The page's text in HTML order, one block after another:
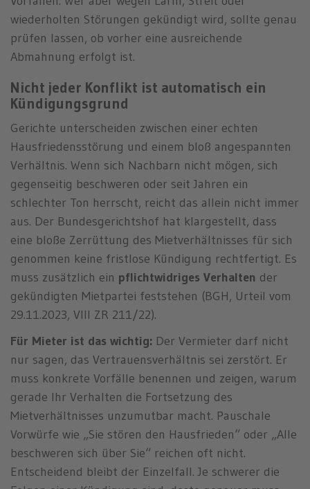
wiederholten Störungen gekündigt wird, sollte genau
prüfen lassen, ob vorher eine ausreichende
Abmahnung erfolgt ist.
Nicht jeder Konflikt ist automatisch ein
Kündigungsgrund
Gerichte unterscheiden zwischen einer echten
Hausfriedensstörung und einem bloß angespannten
Verhältnis. Wenn sich Nachbarn nicht mögen, sich
gegenseitig beschweren oder seit Jahren ein
schlechter Ton herrscht, reicht das allein nicht immer
aus. Der Bundesgerichtshof hat klargestellt, dass
eine bloße Zerrüttung des Mietverhältnisses für sich
genommen keine fristlose Kündigung rechtfertigt. Es
muss zusätzlich ein pflichtwidriges Verhalten der
gekündigten Mietpartei feststehen (BGH, Urteil vom
29.11.2023, VIII ZR 211/22).
Für Mieter ist das wichtig: Der Vermieter darf nicht
nur sagen, das Vertrauensverhältnis sei zerstört. Er
muss konkrete Vorfälle benennen und zeigen, warum
gerade Ihr Verhalten die Fortsetzung des
Mietverhältnisses unzumutbar macht. Pauschale
Vorwürfe wie „Sie stören den Hausfrieden“ oder „Alle
beschweren sich über Sie“ reichen oft nicht.
Entscheidend bleibt der Einzelfall. Je schwerer die